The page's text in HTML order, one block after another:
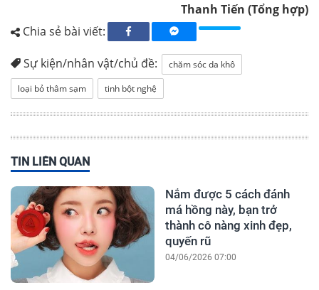
Thanh Tiến (Tổng hợp)
Chia sẻ bài viết:
Sự kiện/nhân vật/chủ đề:
chăm sóc da khô
loại bỏ thâm sạm
tinh bột nghệ
TIN LIÊN QUAN
Nắm được 5 cách đánh
má hồng này, bạn trở
thành cô nàng xinh đẹp,
quyến rũ
04/06/2026 07:00